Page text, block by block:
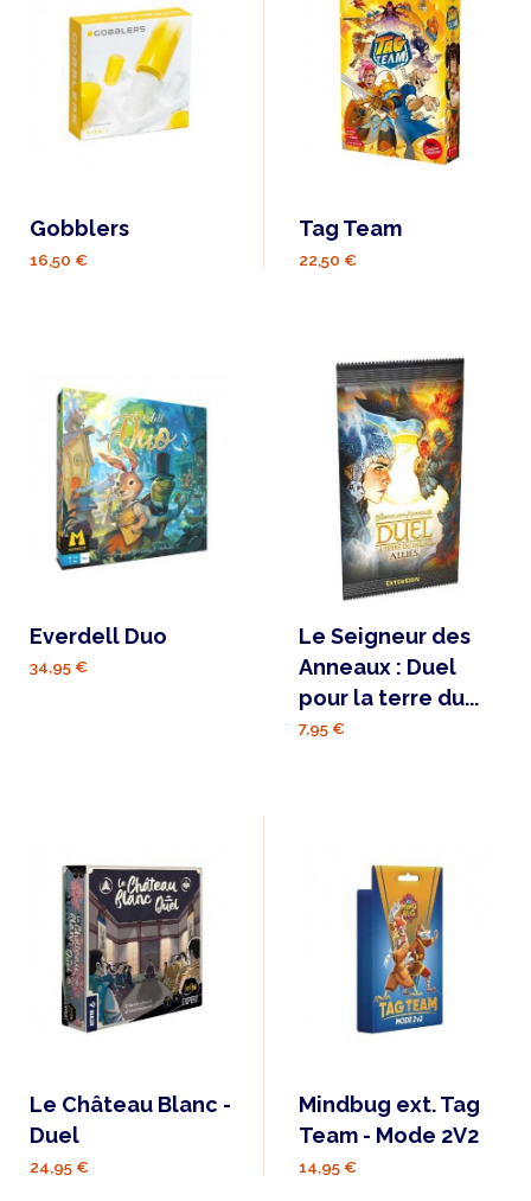
Gobblers
16,50 €
Tag Team
22,50 €
Everdell Duo
34,95 €
Le Seigneur des
Anneaux : Duel
pour la terre du...
7,95 €
Le Château Blanc -
Duel
24,95 €
Mindbug ext. Tag
Team - Mode 2V2
14,95 €